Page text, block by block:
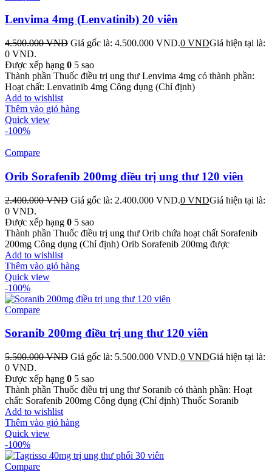
Lenvima 4mg (Lenvatinib) 20 viên
4.500.000VND Giá gốc là: 4.500.000 VND.0 VNDGiá hiện tại là:
0 VND.
Được xếp hạng 0 5 sao
Thành phần Thuốc điều trị ung thư Lenvima 4mg có thành phần:
Hoạt chất: Lenvatinib 4mg Công dụng (Chỉ định)
Add to wishlist
Thêm vào giỏ hàng
Quick view
-100%
Compare
Orib Sorafenib 200mg điều trị ung thư 120 viên
2.400.000VND Giá gốc là: 2.400.000 VND.0 VNDGiá hiện tại là:
0 VND.
Được xếp hạng 0 5 sao
Thành phần Thuốc điều trị ung thư Orib chứa hoạt chất Sorafenib
200mg Công dụng (Chỉ định) Orib Sorafenib 200mg được
Add to wishlist
Thêm vào giỏ hàng
Quick view
-100%
Compare
Soranib 200mg điều trị ung thư 120 viên
5.500.000VND Giá gốc là: 5.500.000 VND.0 VNDGiá hiện tại là:
0 VND.
Được xếp hạng 0 5 sao
Thành phần Thuốc điều trị ung thư Soranib có thành phần: Hoạt
chất: Sorafenib 200mg Công dụng (Chỉ định) Thuốc Soranib
Add to wishlist
Thêm vào giỏ hàng
Quick view
-100%
Compare